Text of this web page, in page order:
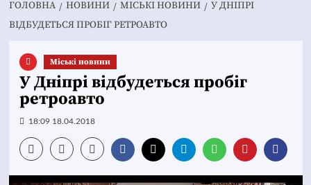
ГОЛОВНА НОВИНИ MІСЬКІ НОВИНИ
У ДНІПРІ
ВІДБУДЕТЬСЯ ПРОБІГ РЕТРОАВТО
Mіські новини
У Дніпрі відбудеться пробіг
ретроавто
18:09 18.04.2018